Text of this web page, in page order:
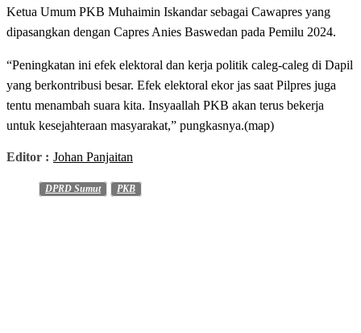
Ketua Umum PKB Muhaimin Iskandar sebagai Cawapres yang
dipasangkan dengan Capres Anies Baswedan pada Pemilu 2024.
“Peningkatan ini efek elektoral dan kerja politik caleg-caleg di Dapil
yang berkontribusi besar. Efek elektoral ekor jas saat Pilpres juga
tentu menambah suara kita. Insyaallah PKB akan terus bekerja
untuk kesejahteraan masyarakat,” pungkasnya.(map)
Editor : Johan Panjaitan
DPRD Sumut PKB